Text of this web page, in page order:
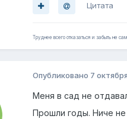
Цитата
Труднее всего отказаться и забыть не
Опубликовано 7
Меня в сад не
Прошли годы. Ниче